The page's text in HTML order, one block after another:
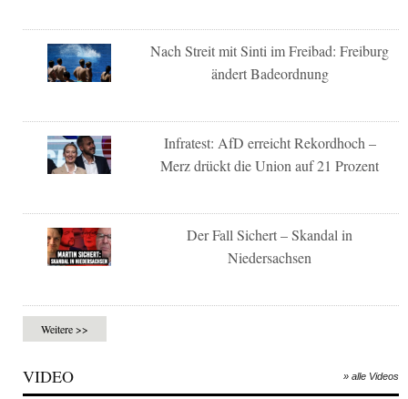
Nach Streit mit Sinti im Freibad: Freiburg
ändert Badeordnung
Infratest: AfD erreicht Rekordhoch –
Merz drückt die Union auf 21 Prozent
Der Fall Sichert – Skandal in
Niedersachsen
Weitere >>
VIDEO » alle Videos